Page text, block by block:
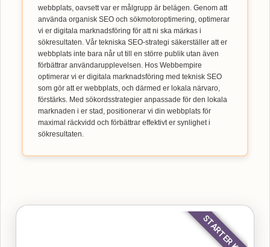
webbplats, oavsett var er målgrupp är belägen. Genom att
använda organisk SEO och sökmotoroptimering, optimerar
vi er digitala marknadsföring för att ni ska märkas i
sökresultaten. Vår tekniska SEO-strategi säkerställer att er
webbplats inte bara når ut till en större publik utan även
förbättrar användarupplevelsen. Hos Webbempire
optimerar vi er digitala marknadsföring med teknisk SEO
som gör att er webbplats, och därmed er lokala närvaro,
förstärks. Med sökordsstrategier anpassade för den lokala
marknaden i er stad, positionerar vi din webbplats för
maximal räckvidd och förbättrar effektivt er synlighet i
sökresultaten.
STARTER KIT